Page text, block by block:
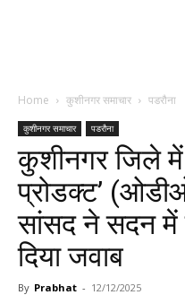
Home कुशीनगर समाचार पडरौना
कुशीनगर समाचार पडरौना
कुशीनगर जिले में
प्रोडक्ट’
सांसद ने सदन में
दिया जवाब
By Prabhat - 12/12/2025